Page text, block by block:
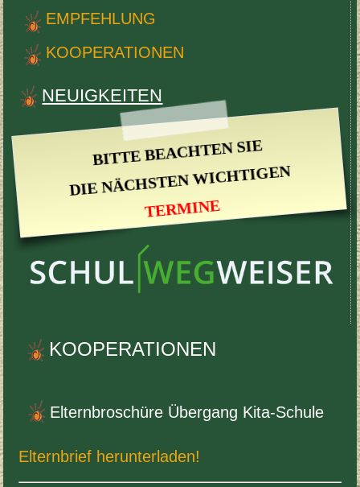
EMPFEHLUNG
KOOP­ER­A­TIO­NEN
NEUIGKEITEN
BITTE BEACHTEN SIE
DIE NÄCH­STEN WICHTI­GEN
TER­MINE
KOOP­ER­A­TIO­NEN
Eltern­broschüre Über­gang Kita-​Schule
Eltern­brief herunterladen!